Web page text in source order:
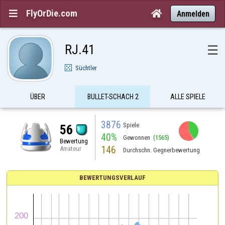
 FlyOrDie.com  Anmelden
RJ.41 ☰
Süchtler
ÜBER BULLET-SCHACH 2 ALLE SPIELE
56
Bewertung
Amateur
3876 Spiele
40% Gewonnen (1565)
146 Durchschn. Gegnerbewertung
BEWERTUNGSVERLAUF